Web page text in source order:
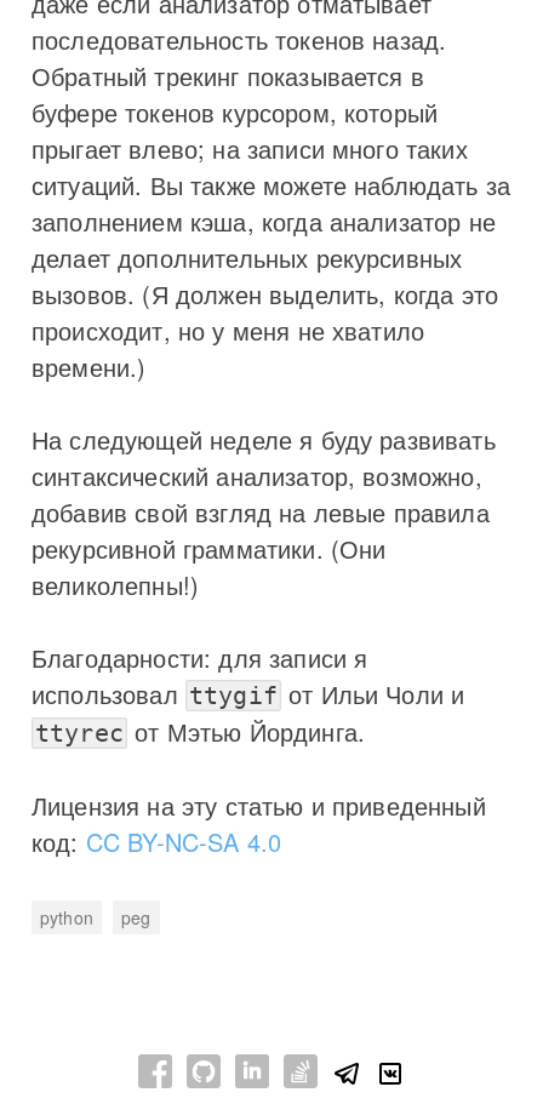
последовательность токенов назад.
Обратный трекинг показывается в
буфере токенов курсором, который
прыгает влево; на записи много таких
ситуаций. Вы также можете наблюдать за
заполнением кэша, когда анализатор не
делает дополнительных рекурсивных
вызовов. (Я должен выделить, когда это
происходит, но у меня не хватило
времени.)
На следующей неделе я буду развивать
синтаксический анализатор, возможно,
добавив свой взгляд на левые правила
рекурсивной грамматики. (Они
великолепны!)
Благодарности: для записи я
использовал ttygif от Ильи Чоли и
ttyrec от Мэтью Йординга.
Лицензия на эту статью и приведенный
код: CC BY-NC-SA 4.0
python peg